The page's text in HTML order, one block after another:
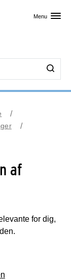
Menu
af
for dig,